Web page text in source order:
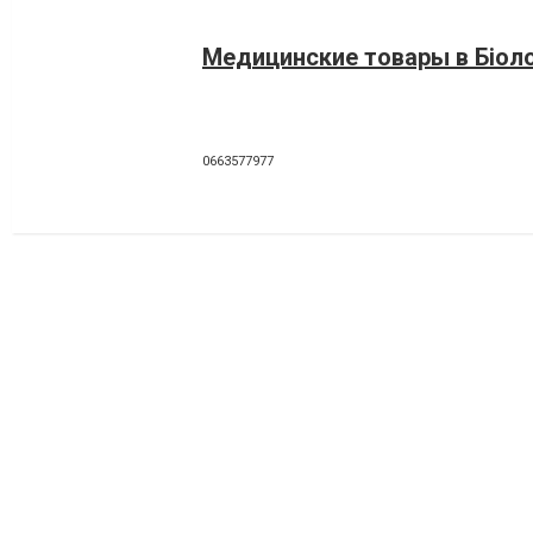
Медицинские товары в
0663577977